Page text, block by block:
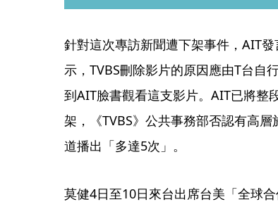
針對這次專訪新聞遭下架事件，AIT
示，TVBS刪除影片的原因應由T台自
到AIT臉書觀看這支影片。AIT已將整
架，《TVBS》公共事務部否認有高
道播出「多達5次」。
莫健4日至10日來台出席台美「全球